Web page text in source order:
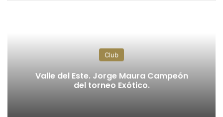
Club
Valle del Este. Jorge Maura Campeón
del torneo Exótico.